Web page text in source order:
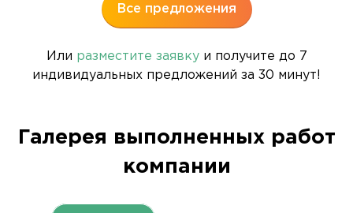
Все предложения
Или разместите заявкуи получите до 7
индивидуальных предложений за 30 минут!
Галерея выполненных работ
компании